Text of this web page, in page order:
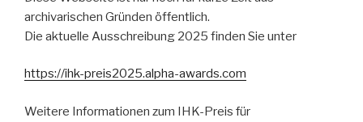
archivarischen Gründen öffentlich.
Die aktuelle Ausschreibung 2025 finden Sie unter
https://ihk-preis2025.alpha-awards.com
Weitere Informationen zum IHK-Preis für